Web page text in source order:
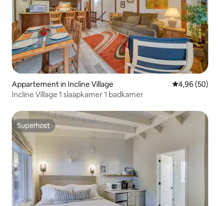
Appartement in Incline Village Gemiddelde
4,96 (50)
Incline Village 1 slaapkamer 1 badkamer
Superhost
Superhost